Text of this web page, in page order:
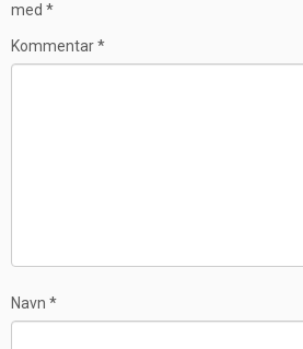
med *
Kommentar*
Navn *